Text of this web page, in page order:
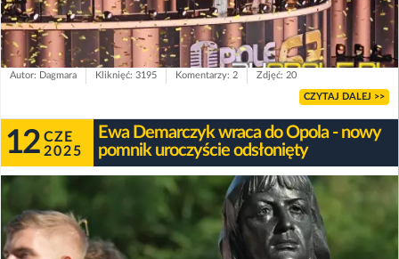
Autor: Dagmara Kliknięć: 3195 Komentarzy: 2 Zdjęć: 20
CZYTAJ DALEJ >>
12 CZE
2025
Ewa Demarczyk wraca do Opola - nowy
pomnik uroczyście odsłonięty